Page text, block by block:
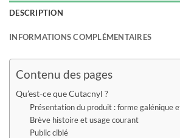
DESCRIPTION
INFORMATIONS COMPLÉMENTAIRES
Contenu des pages
Qu’est-ce que Cutacnyl ?
Présentation du produit : forme galénique
Brève histoire et usage courant
Public ciblé